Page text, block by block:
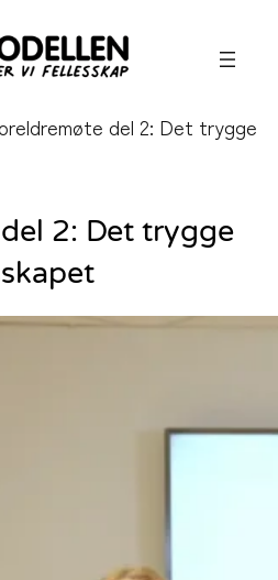
del 2: Det trygge
2: Det trygge